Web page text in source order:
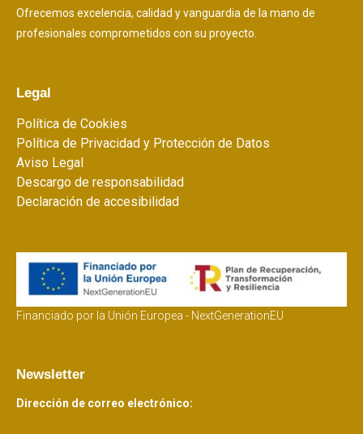
Ofrecemos excelencia, calidad y vanguardia de la mano de
profesionales comprometidos con su proyecto.
Legal
Política de Cookies
Política de Privacidad y Protección de Datos
Aviso Legal
Descargo de responsabilidad
Declaración de accesibilidad
Financiado por la Unión Europea - NextGenerationEU
Newsletter
Dirección de correo electrónico: